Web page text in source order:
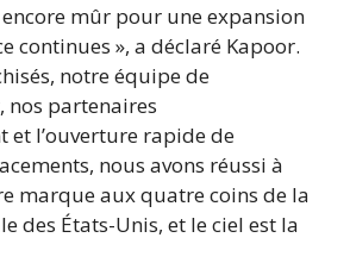
encore mûr pour une expansion
continues », a déclaré Kapoor.
notre équipe de
nos partenaires
et l’ouverture rapide de
nous avons réussi à
marque aux quatre coins de la
des États-Unis, et le ciel est la